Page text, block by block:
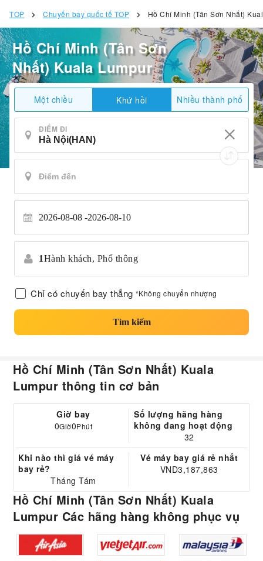
TOP Chuyến bay quốc tế TOP Hồ Chí Minh (Tân Sơn Nhất)
Hồ Chí Minh (Tân Sơn
Nhất) Kuala Lumpur
Một chiều Khứ hồi Nhiều thành phố
ĐIỂM ĐI
2026-08-08 2026-08-10
1Hành khách, Phổ thông
Chỉ có chuyến bay thẳng *Không chuyển nhượng
Tìm kiếm
Hồ Chí Minh (Tân Sơn Nhất) Kuala
Lumpur thông tin cơ bản
Giờ bay
0Giờ0Phút
Số lượng hãng hàng
không đang hoạt động
32
Khi nào thì giá vé máy
bay rẻ?
Tháng Tám
Vé máy bay giá rẻ nhất
VND3,187,863
Hồ Chí Minh (Tân Sơn Nhất) Kuala
Lumpur Các hãng hàng không phục vụ